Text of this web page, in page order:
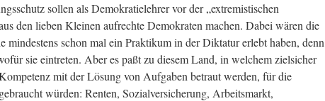
sollen als Demokratielehrer vor der „extremistischen
den lieben Kleinen aufrechte Demokraten machen. Dabei wären die
mindestens schon mal ein Praktikum in der Diktatur erlebt haben, denn
sie eintreten. Aber es paßt zu diesem Land, in welchem zielsicher
mit der Lösung von Aufgaben betraut werden, für die
würden: Renten, Sozialversicherung, Arbeitsmarkt,